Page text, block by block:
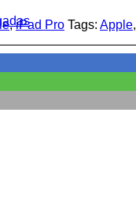
,iPad Pro Tags: Apple,